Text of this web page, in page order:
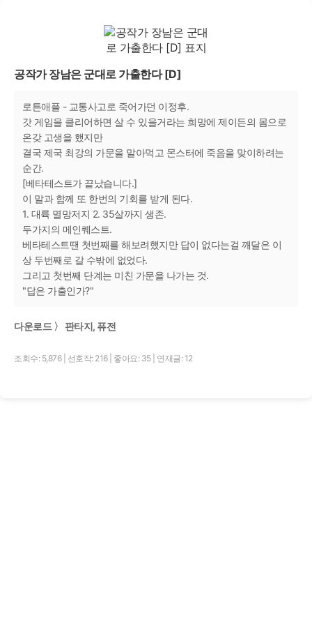
공작가 장남은 군대로 가출한다 [D]
로튼애플 - 교통사고로 죽어가던 이정후.
갓 게임을 클리어하면 살 수 있을거라는 희망에 제이든의 몸으로
온갖 고생을 했지만
결국 제국 최강의 가문을 말아먹고 몬스터에 죽음을 맞이하려는
순간.
[베타테스트가 끝났습니다.]
이 말과 함께 또 한번의 기회를 받게 된다.
1. 대륙 멸망저지 2. 35살까지 생존.
두가지의 메인퀘스트.
베타테스트땐 첫번째를 해보려했지만 답이 없다는걸 깨달은 이
상 두번째로 갈 수밖에 없었다.
그리고 첫번째 단계는 미친 가문을 나가는 것.
"답은 가출인가?"
다운로드 〉 판타지, 퓨전
조회수: 5,876 선호작: 216 좋아요: 35 연재글: 12